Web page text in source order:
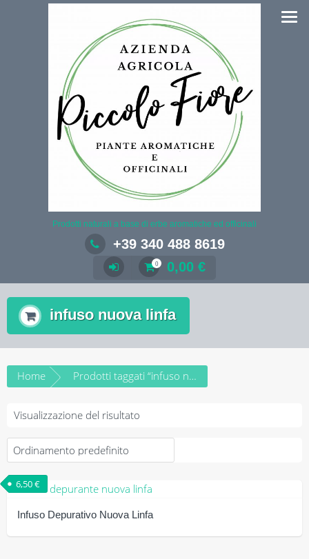
Prodotti naturali a base di erbe aromatiche ed officinali
+39 340 488 8619
0 0,00 €
infuso nuova linfa
Home Prodotti taggati “infuso nuova linfa”
Visualizzazione del risultato
Infuso Depurativo Nuova Linfa
6,50€